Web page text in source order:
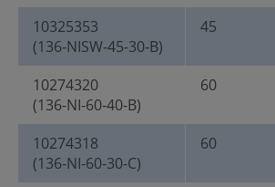
10325353
(136-NISW-45-30-B)
45
10274320
(136-NI-60-40-B)
60
10274318
(136-NI-60-30-C)
60